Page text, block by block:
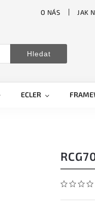
O NÁS JAK
Hledat
ECLER